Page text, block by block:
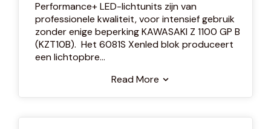
Performance+ LED-lichtunits zijn van
professionele kwaliteit, voor intensief gebruik
zonder enige beperking KAWASAKI Z 1100 GP B
(KZT10B). Het 6081S Xenled blok produceert
een lichtopbre...
Read More